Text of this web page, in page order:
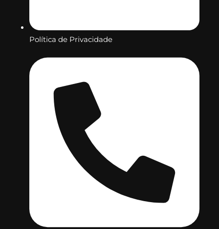
Política de Privacidade